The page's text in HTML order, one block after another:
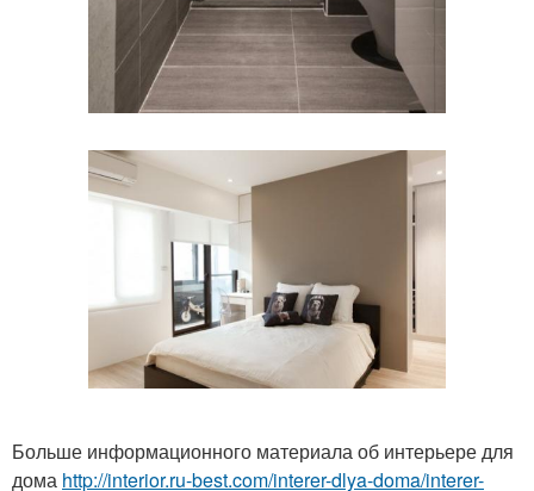
Больше информационного материала об интерьере для
дома http://interior.ru-best.com/interer-dlya-doma/interer-